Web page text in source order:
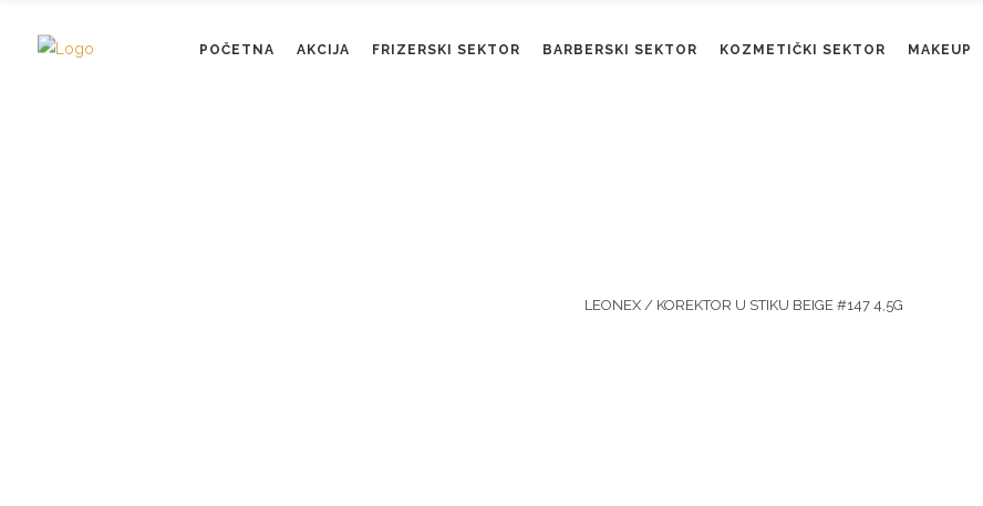
POČETNA AKCIJA FRIZERSKI SEKTOR BARBERSKI SEKTOR KOZMETIČKI SEKTOR MAKEUP
LEONEX / KOREKTOR U STIKU BEIGE #147 4,5G